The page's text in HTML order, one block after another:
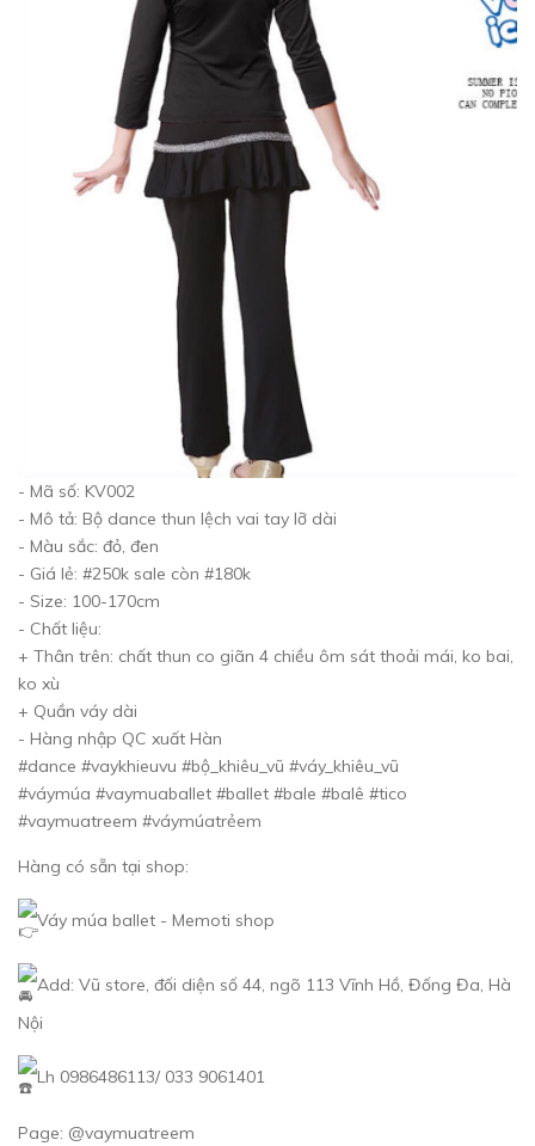
- Mã số: KV002
- Mô tả: Bộ dance thun lệch vai tay lỡ dài
- Màu sắc: đỏ, đen
- Giá lẻ: #250k sale còn #180k
- Size: 100-170cm
- Chất liệu:
+ Thân trên: chất thun co giãn 4 chiều ôm sát thoải mái, ko bai,
ko xù
+ Quần váy dài
- Hàng nhập QC xuất Hàn
#dance #vaykhieuvu #bộ_khiêu_vũ #váy_khiêu_vũ
#váymúa #vaymuaballet #ballet #bale #balê #tico
#vaymuatreem #váymúatrẻem
Hàng có sẵn tại shop:
Váy múa ballet - Memoti shop
Add: Vũ store, đối diện số 44, ngõ 113 Vĩnh Hồ, Đống Đa, Hà
Nội
Lh 0986486113/ 033 9061401
Page: @vaymuatreem